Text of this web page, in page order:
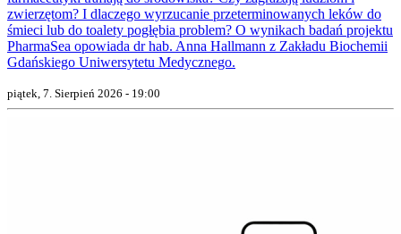
zwierzętom? I dlaczego wyrzucanie przeterminowanych leków do
śmieci lub do toalety pogłębia problem? O wynikach badań projektu
PharmaSea opowiada dr hab. Anna Hallmann z Zakładu Biochemii
Gdańskiego Uniwersytetu Medycznego.
piątek, 7. Sierpień 2026 - 19:00